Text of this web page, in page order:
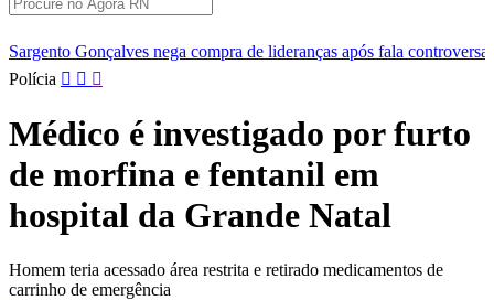
compra de lideranças após fala controversa em entrevista
Pular
conteúdo
Polícia
Médico é investigado por furto
de morfina e fentanil em
hospital da Grande Natal
Homem teria acessado área restrita e retirado medicamentos de
carrinho de emergência